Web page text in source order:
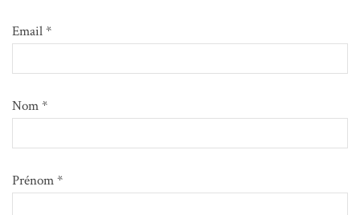
Email *
Nom *
Prénom *